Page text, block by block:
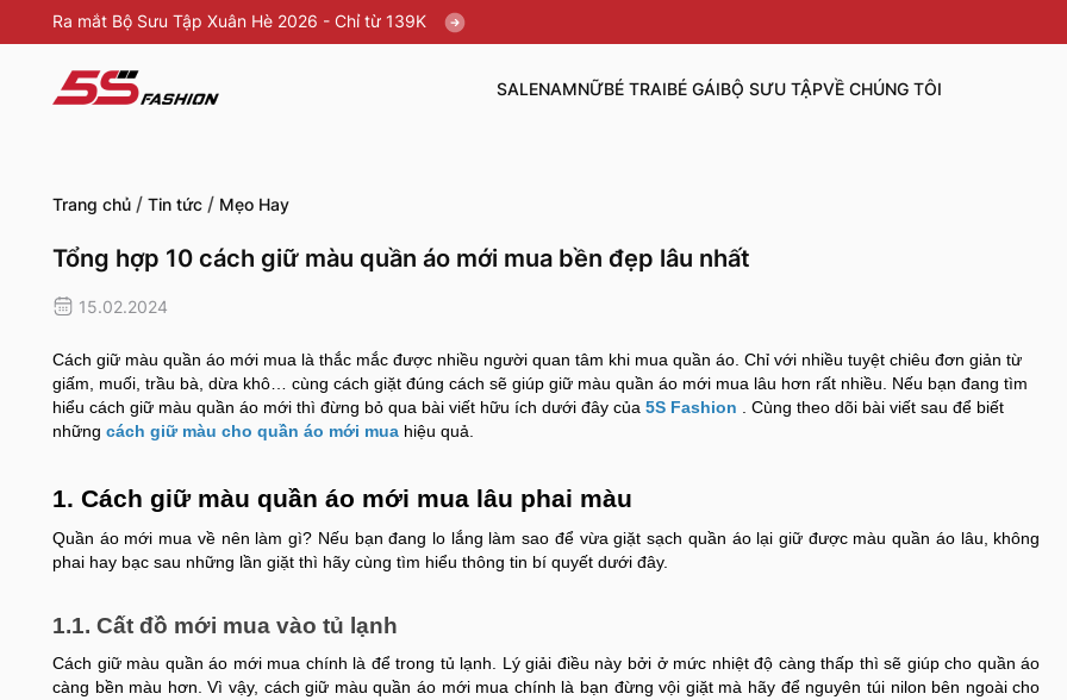
Ra mắt Bộ Sưu Tập Xuân Hè 2026 - Chỉ từ 139K
SALENAMNỮBÉ TRAIBÉ GÁIBỘ SƯU TẬPVỀ CHÚNG TÔI
Trang chủ / Tin tức / Mẹo Hay
Tổng hợp 10 cách giữ màu quần áo mới mua bền đẹp lâu nhất
15.02.2024
Cách giữ màu quần áo mới mua là thắc mắc được nhiều người quan tâm khi mua quần áo. Chỉ với nhiều tuyệt chiêu đơn giản từ
giấm, muối, trầu bà, dừa khô… cùng cách giặt đúng cách sẽ giúp giữ màu quần áo mới mua lâu hơn rất nhiều. Nếu bạn đang tìm
hiểu cách giữ màu quần áo mới thì đừng bỏ qua bài viết hữu ích dưới đây của 5S Fashion . Cùng theo dõi bài viết sau để biết
những cách giữ màu cho quần áo mới mua hiệu quả.
1. Cách giữ màu quần áo mới mua lâu phai màu
Quần áo mới mua về nên làm gì? Nếu bạn đang lo lắng làm sao để vừa giặt sạch quần áo lại giữ được màu quần áo lâu, không
phai hay bạc sau những lần giặt thì hãy cùng tìm hiểu thông tin bí quyết dưới đây.
1.1. Cất đồ mới mua vào tủ lạnh
Cách giữ màu quần áo mới mua chính là để trong tủ lạnh. Lý giải điều này bởi ở mức nhiệt độ càng thấp thì sẽ giúp cho quần áo
càng bền màu hơn. Vì vậy, cách giữ màu quần áo mới mua chính là bạn đừng vội giặt mà hãy để nguyên túi nilon bên ngoài cho